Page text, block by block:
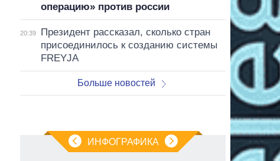
операцию» против россии
20:39
Президент рассказал, сколько стран
присоединилось к созданию системы
FREYJA
Больше новостей
ИНФОГРАФИКА